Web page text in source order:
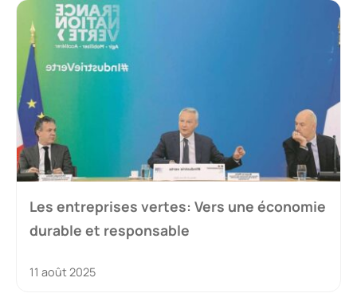
Les entreprises vertes: Vers une économie
durable et responsable
11 août 2025